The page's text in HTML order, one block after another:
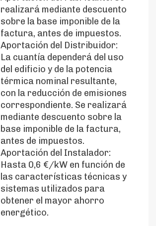
realizará mediante descuento
sobre la base imponible de la
factura, antes de impuestos.
Aportación del Distribuidor:
La cuantía dependerá del uso
del edificio y de la potencia
térmica nominal resultante,
con la reducción de emisiones
correspondiente. Se realizará
mediante descuento sobre la
base imponible de la factura,
antes de impuestos.
Aportación del Instalador:
Hasta 0,6 €/kW en función de
las características técnicas y
sistemas utilizados para
obtener el mayor ahorro
energético.